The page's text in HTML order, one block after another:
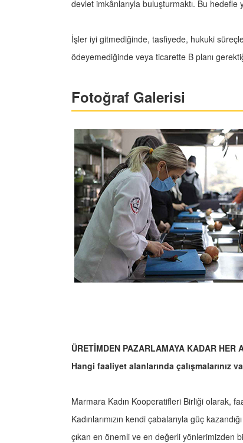
devlet imkânlarıyla buluşturmaktı. Bu
İşler iyi gitmediğinde, tasfiyede, hukuki
ödeyemediğinde veya ticarette B planı
Fotoğraf Galerisi
ÜRETİMDEN PAZARLAMAYA KADAR HER
Hangi faaliyet alanlarında çalışmalarınız
Marmara Kadın Kooperatifleri Birliği olarak,
Kadınlarımızın kendi çabalarıyla güç
çıkan en önemli ve en değerli yönlerimizden